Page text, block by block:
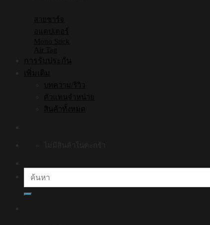
สายชาร์จ
อแดปเตอร์
Mono Stick
Air Tag
การรับประกัน
เพิ่มเติม
บทความ/รีวิว
ตัวแทนจำหน่าย
สินค้าทั้งหมด
ค้นหา: